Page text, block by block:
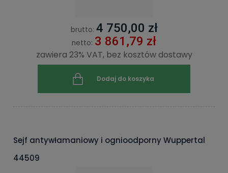
brutto: 4 750,00 zł
netto: 3 861,79 zł
zawiera 23% VAT, bez kosztów dostawy
Dodaj do koszyka
Sejf antywłamaniowy i ognioodporny Wuppertal
44509